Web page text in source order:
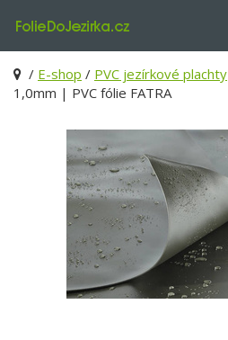
/ E-shop / PVC jezírkové plachty
1,0mm | PVC fólie FATRA